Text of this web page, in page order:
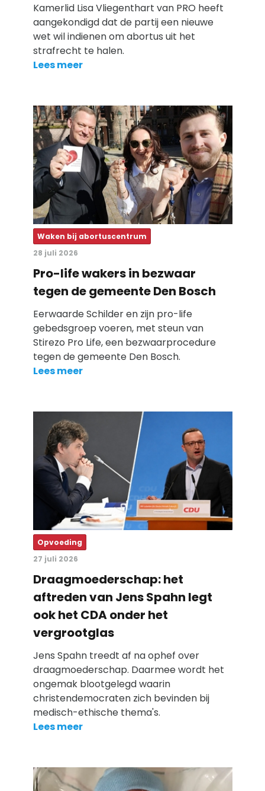
Kamerlid Lisa Vliegenthart van PRO heeft
aangekondigd dat de partij een nieuwe
wet wil indienen om abortus uit het
strafrecht te halen.
Lees meer
Waken bij abortuscentrum
28 juli 2026
Pro-life wakers in bezwaar
tegen de gemeente Den Bosch
Eerwaarde Schilder en zijn pro-life
gebedsgroep voeren, met steun van
Stirezo Pro Life, een bezwaarprocedure
tegen de gemeente Den Bosch.
Lees meer
Opvoeding
27 juli 2026
Draagmoederschap: het
aftreden van Jens Spahn legt
ook het CDA onder het
vergrootglas
Jens Spahn treedt af na ophef over
draagmoederschap. Daarmee wordt het
ongemak blootgelegd waarin
christendemocraten zich bevinden bij
medisch-ethische thema's.
Lees meer